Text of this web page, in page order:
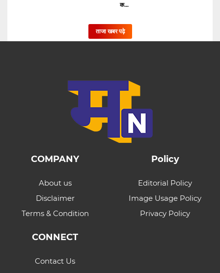
क...
ताजा खबर पढ़े
COMPANY
About us
Disclaimer
Terms & Condition
Policy
Editorial Policy
Image Usage Policy
Privacy Policy
CONNECT
Contact Us